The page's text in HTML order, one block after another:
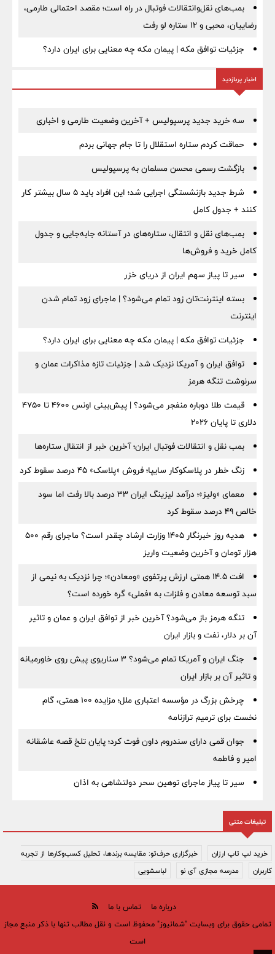
بمب‌های نقل‌وانتقالات فوتبال در راه است؛ مقصد احتمالی طارمی،
رضاییان، محبی و ۱۲ ستاره لو رفت
جزئیات توافق مکه | پیمان مکه چه معنایی برای ایران دارد؟
اخبار پربازدید
سه خرید جدید پرسپولیس + آخرین وضعیت طارمی و اخباری
حماقت کردم ستاره استقلال را تا جام جهانی بردم
بازگشت رسمی محسن مسلمان به پرسپولیس
شرط جدید بازنشستگی اجرایی شد؛ این افراد باید ۵ سال بیشتر کار
کنند + جدول کامل
بمب‌های نقل و انتقال، ستاره‌های در آستانه جابه‌جایی و جدول
کامل خرید و فروش‌ها
سیر تا پیاز سهم ایران از دریای خزر
بسته اینترنت‌تان زود تمام می‌شود؟ | ماجرای زود تمام شدن
اینترنت
جزئیات توافق مکه | پیمان مکه چه معنایی برای ایران دارد؟
توافق ایران و آمریکا نزدیک شد | جزئیات تازه مذاکرات عمان و
سرنوشت تنگه هرمز
قیمت طلا دوباره منفجر می‌شود؟ | پیش‌بینی اونس ۴۶۰۰ تا ۴۷۵۰
دلاری تا پایان ۲۰۲۶
بمب نقل‌ و انتقالات فوتبال ایران؛ آخرین خبر از انتقال ستاره‌ها
زنگ خطر در پلاسکوکار سایپا؛ فروش «پلاسک» ۴۵ درصد سقوط کرد
معمای «ولیز»؛ درآمد لیزینگ ایران ۳۳ درصد بالا رفت اما سود
خالص ۴۹ درصد سقوط کرد
هدیه روز خبرنگار ۱۴۰۵ وزارت ارشاد چقدر است؟ ماجرای رقم ۵۰۰
هزار تومان و آخرین وضعیت واریز
افت ۱۴.۵ همتی ارزش پرتفوی «ومعادن»؛ چرا نزدیک به نیمی از
سبد توسعه معادن و فلزات به «فملی» گره خورده است؟
تنگه هرمز باز می‌شود؟ آخرین خبر از توافق ایران و عمان و تاثیر
آن بر دلار، نفت و بازار ایران
جنگ ایران و آمریکا تمام می‌شود؟ ۳ سناریوی پیش روی خاورمیانه
و تاثیر آن بر بازار ایران
چرخش بزرگ در مؤسسه اعتباری ملل؛ مزایده ۱۰۰ همتی، گام
نخست برای ترمیم ترازنامه
جوان قمی دارای سندروم داون فوت کرد؛ پایان تلخ قصه عاشقانه
امیر و فاطمه
سیر تا پیاز ماجرای توهین سحر دولتشاهی به اذان
تبلیغات متنی
خرید لپ تاپ ارزان
خبرگزاری حرف‌تو: مقایسه برندها، تحلیل کسب‌وکارها از تجربه
کاربران
مدرسه مجازی آی نو لباسشویی
درباره ما
تماس با ما
تمامی حقوق برای وبسایت "شمانیوز" محفوظ است و نقل مطالب تنها با ذکر منبع مجاز
است